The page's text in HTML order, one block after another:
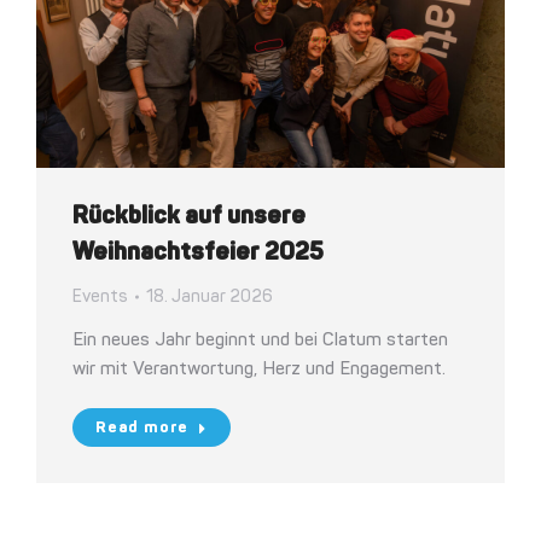
Rückblick auf unsere
Weihnachtsfeier 2025
Events 18. Januar 2026
Ein neues Jahr beginnt und bei Clatum starten
wir mit Verantwortung, Herz und Engagement.
Read more